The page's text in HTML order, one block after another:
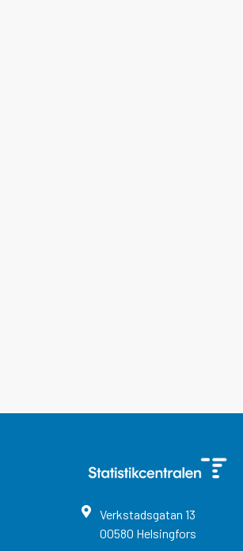
Verkstadsgatan 13
00580 Helsingfors